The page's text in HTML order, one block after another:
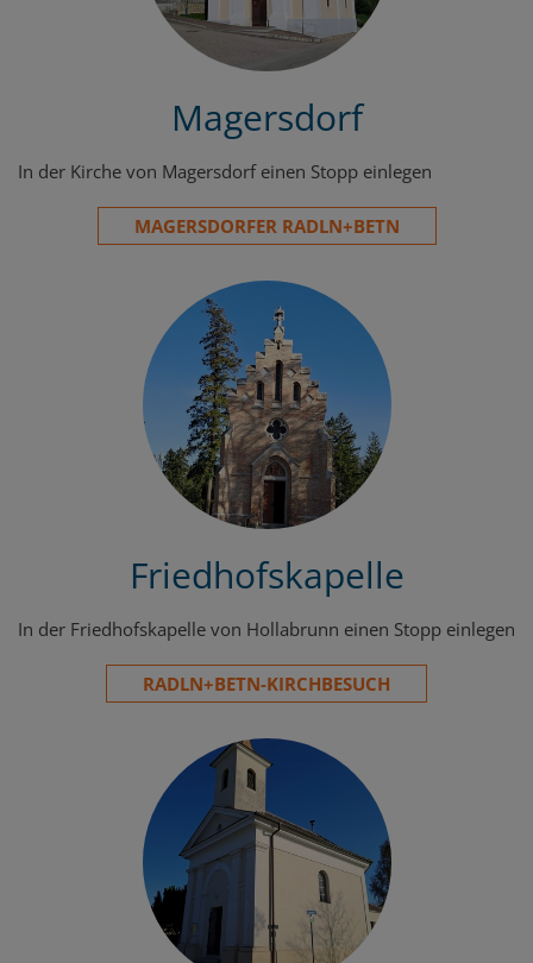
Magersdorf
In der Kirche von Magersdorf einen Stopp einlegen
MAGERSDORFER RADLN+BETN
Friedhofskapelle
In der Friedhofskapelle von Hollabrunn einen Stopp einlegen
RADLN+BETN-KIRCHBESUCH